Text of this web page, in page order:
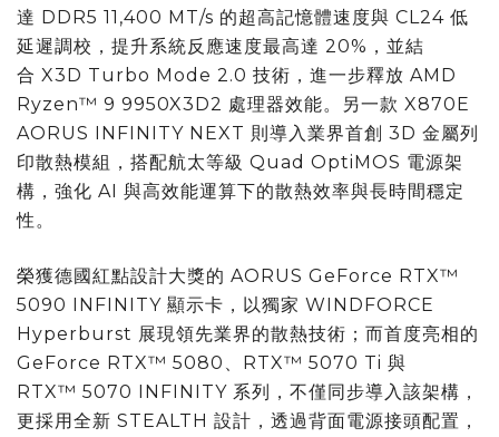
達 DDR5 11,400 MT/s 的超高記憶體速度與 CL24 低
延遲調校，提升系統反應速度最高達 20%，並結
合 X3D Turbo Mode 2.0 技術，進一步釋放 AMD
Ryzen™ 9 9950X3D2 處理器效能。另一款 X870E
AORUS INFINITY NEXT 則導入業界首創 3D 金屬列
印散熱模組，搭配航太等級 Quad OptiMOS 電源架
構，強化 AI 與高效能運算下的散熱效率與長時間穩定
性。
榮獲德國紅點設計大獎的 AORUS GeForce RTX™
5090 INFINITY 顯示卡，以獨家 WINDFORCE
Hyperburst 展現領先業界的散熱技術；而首度亮相的
GeForce RTX™ 5080、RTX™ 5070 Ti 與
RTX™ 5070 INFINITY 系列，不僅同步導入該架構，
更採用全新 STEALTH 設計，透過背面電源接頭配置，